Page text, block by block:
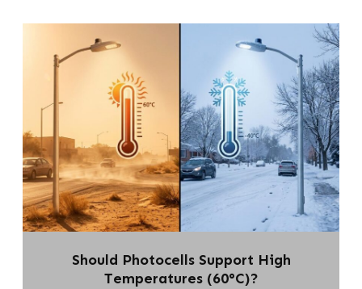
Should Photocells Support High
Temperatures (60°C)?